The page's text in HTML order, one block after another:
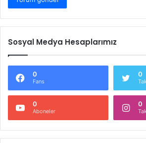
Sosyal Medya Hesaplarımız
0
Fans
0
0
Aboneler
0